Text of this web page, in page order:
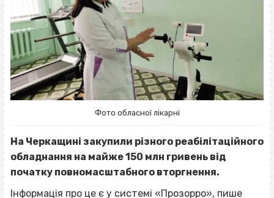
Фото обласної лікарні
На Черкащині закупили різного реабілітаційного
обладнання на майже 150 млн гривень від
початку повномасштабного вторгнення.
Інформація про це є у системі «Прозорро», пише